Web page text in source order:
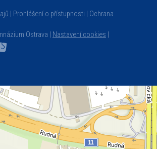
Prohlášení o přístupnosti
Ochrana
Ostrava |
Nastavení cookies